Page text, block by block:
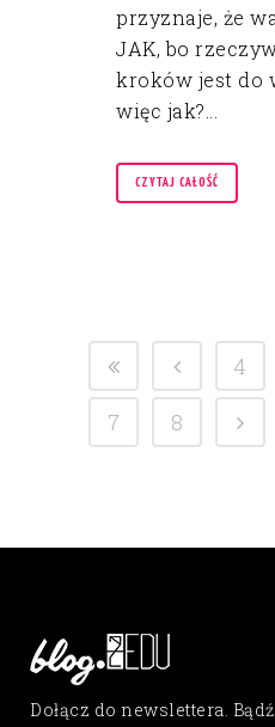
przyznaje, że
JAK, bo
kroków jest do
więc jak?...
CZYTAJ CAŁOŚĆ
4
7
8
Dołącz do newslettera.